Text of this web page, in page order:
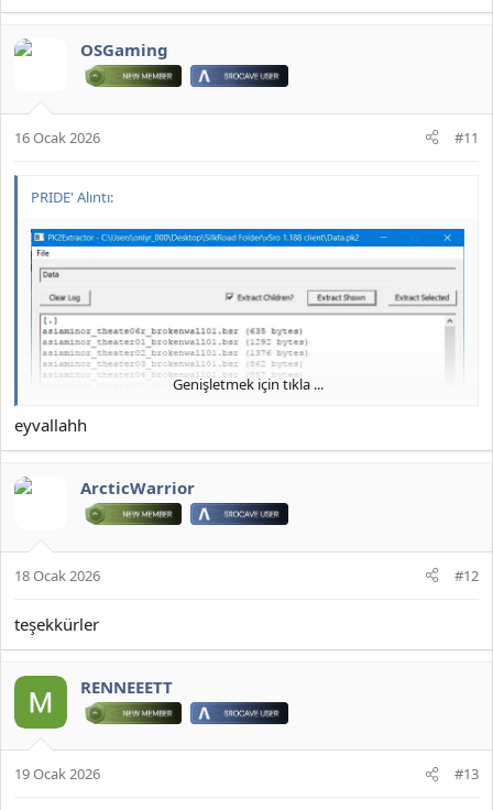
OSGaming
16 Ocak 2026 #11
PRIDE' Alıntı:
JOYMAX PK2 EXTRACTOR ÇIKARTICI
2026 DOWNLOAD İNDİR:
Genişletmek için tıkla ...
eyvallahh
ArcticWarrior
18 Ocak 2026 #12
teşekkürler
RENNEEETT
19 Ocak 2026 #13